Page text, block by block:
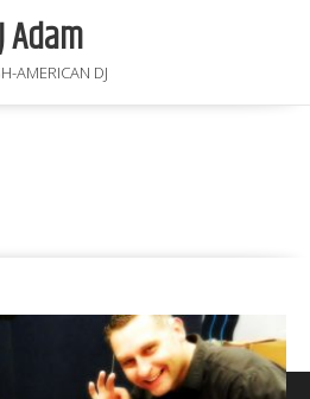
Adam
AMERICAN DJ